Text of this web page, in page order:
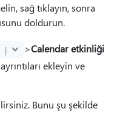
sağ tıklayın, sonra
doldurun.
>Calendar etkinliği
ekleyin ve
Bunu şu şekilde